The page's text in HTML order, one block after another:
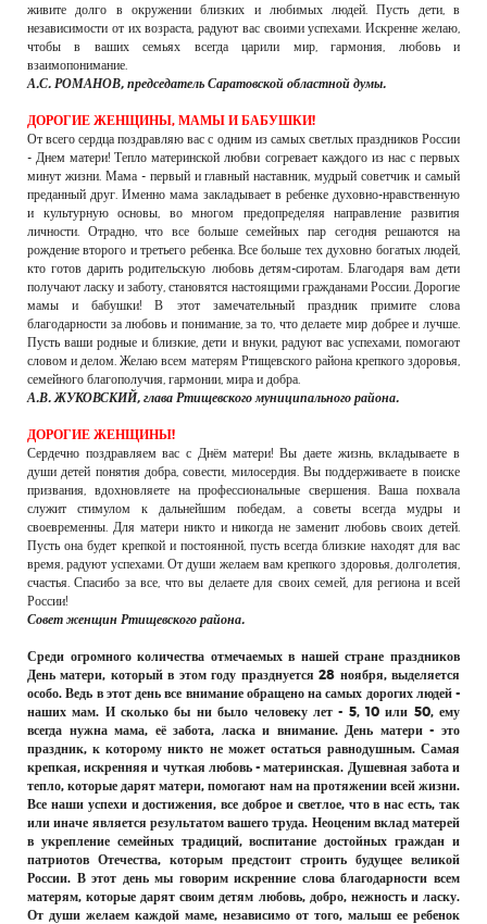
живите долго в окружении близких и любимых людей. Пусть дети, в
независимости от их возраста, радуют вас своими успехами. Искренне желаю,
чтобы в ваших семьях всегда царили мир, гармония, любовь и
взаимопонимание.
А.С. РОМАНОВ, председатель Саратовской областной думы.
ДОРОГИЕ ЖЕНЩИНЫ, МАМЫ И БАБУШКИ!
От всего сердца поздравляю вас с одним из самых светлых праздников России
- Днем матери! Тепло материнской любви согревает каждого из нас с первых
минут жизни. Мама - первый и главный наставник, мудрый советчик и самый
преданный друг. Именно мама закладывает в ребенке духовно-нравственную
и культурную основы, во многом предопределяя направление развития
личности. Отрадно, что все больше семейных пар сегодня решаются на
рождение второго и третьего ребенка. Все больше тех духовно богатых людей,
кто готов дарить родительскую любовь детям-сиротам. Благодаря вам дети
получают ласку и заботу, становятся настоящими гражданами России. Дорогие
мамы и бабушки! В этот замечательный праздник примите слова
благодарности за любовь и понимание, за то, что делаете мир добрее и лучше.
Пусть ваши родные и близкие, дети и внуки, радуют вас успехами, помогают
словом и делом. Желаю всем матерям Ртищевского района крепкого здоровья,
семейного благополучия, гармонии, мира и добра.
А.В. ЖУКОВСКИЙ, глава Ртищевского муниципального района.
ДОРОГИЕ ЖЕНЩИНЫ!
Сердечно поздравляем вас с Днём матери! Вы даете жизнь, вкладываете в
души детей понятия добра, совести, милосердия. Вы поддерживаете в поиске
призвания, вдохновляете на профессиональные свершения. Ваша похвала
служит стимулом к дальнейшим победам, а советы всегда мудры и
своевременны. Для матери никто и никогда не заменит любовь своих детей.
Пусть она будет крепкой и постоянной, пусть всегда близкие находят для вас
время, радуют успехами. От души желаем вам крепкого здоровья, долголетия,
счастья. Спасибо за все, что вы делаете для своих семей, для региона и всей
России!
Совет женщин Ртищевского района.
Среди огромного количества отмечаемых в нашей стране праздников
День матери, который в этом году празднуется 28 ноября, выделяется
особо. Ведь в этот день все внимание обращено на самых дорогих людей -
наших мам. И сколько бы ни было человеку лет - 5, 10 или 50, ему
всегда нужна мама, её забота, ласка и внимание. День матери - это
праздник, к которому никто не может остаться равнодушным. Самая
крепкая, искренняя и чуткая любовь - материнская. Душевная забота и
тепло, которые дарят матери, помогают нам на протяжении всей жизни.
Все наши успехи и достижения, все доброе и светлое, что в нас есть, так
или иначе является результатом вашего труда. Неоценим вклад матерей
в укрепление семейных традиций, воспитание достойных граждан и
патриотов Отечества, которым предстоит строить будущее великой
России. В этот день мы говорим искренние слова благодарности всем
матерям, которые дарят своим детям любовь, добро, нежность и ласку.
От души желаем каждой маме, независимо от того, малыш ее ребенок